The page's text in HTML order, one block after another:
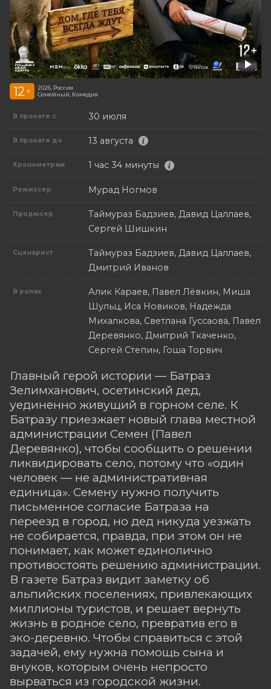
12 +
2026, Россия
Семейный, Комедия
В прокате с 30 июля
В прокате до 13 августа
Хронометраж 1 час 34 минуты
Режиссер Мурад Ногмов
Продюсер
Таймураз Бадзиев, Давид Цаллаев,
Сергей Шишкин
Сценарист
Таймураз Бадзиев, Давид Цаллаев,
Дмитрий Иванов
В ролях
Алик Караев, Павел Лёвкин, Миша
Шульц, Иса Новиков, Надежда
Михалкова, Светлана Гуссаова, Павел
Деревянко, Дмитрий Ткаченко,
Сергей Степин, Гоша Торвич
Главный герой истории — Батраз
Зелимханович, осетинский дед,
уединенно живущий в горном селе. К
Батразу приезжает новый глава местной
администрации Семен (Павел
Деревянко), чтобы сообщить о решении
ликвидировать село, потому что «один
человек — не административная
единица». Семену нужно получить
письменное согласие Батраза на
переезд в город, но дед никуда уезжать
не собирается, правда, при этом он не
понимает, как может единолично
противостоять решению администрации.
В газете Батраз видит заметку об
альпийских поселениях, привлекающих
миллионы туристов, и решает вернуть
жизнь в родное село, превратив его в
эко-деревню. Чтобы справиться с этой
задачей, ему нужна помощь сына и
внуков, которым очень непросто
вырваться из городской жизни.